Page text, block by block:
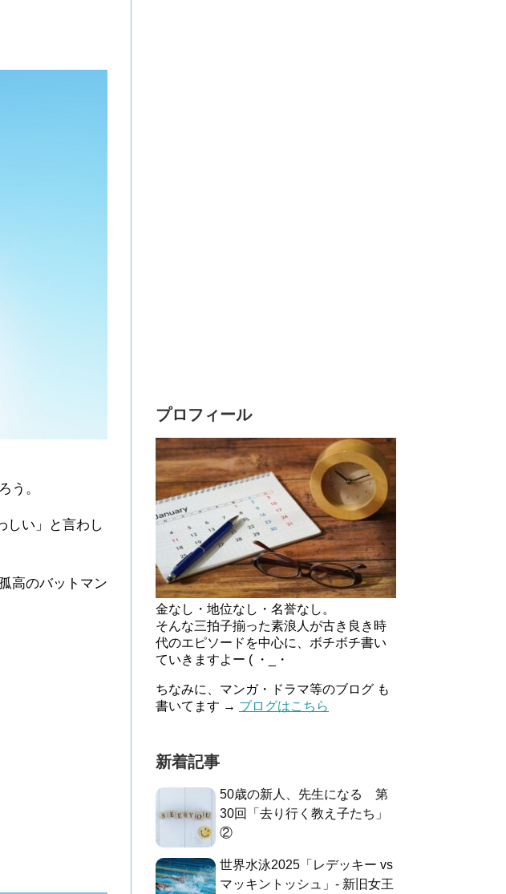
う。
しい」と言わし
高のバットマン
プロフィール
金なし・地位なし・名誉なし。
そんな三拍子揃った素浪人が古き良き時
代のエピソードを中心に、ボチボチ書い
ていきますよー ( ・_・
ちなみに、マンガ・ドラマ等のブログ も
書いてます → ブログはこちら
新着記事
50歳の新人、先生になる 第
30回「去り行く教え子たち」
②
世界水泳2025「レデッキー vs
マッキントッシュ」- 新旧女王